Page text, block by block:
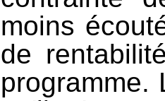
moins
de
programme.